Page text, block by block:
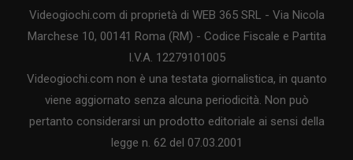
Videogiochi.com di proprietà di WEB 365 SRL - Via Nicola
Marchese 10, 00141 Roma (RM) - Codice Fiscale e Partita
I.V.A. 12279101005
Videogiochi.com non è una testata giornalistica, in quanto
viene aggiornato senza alcuna periodicità. Non può
pertanto considerarsi un prodotto editoriale ai sensi della
legge n. 62 del 07.03.2001